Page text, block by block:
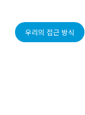
며, 탄력적인
및 자동화 기능.
우리의 접근 방식